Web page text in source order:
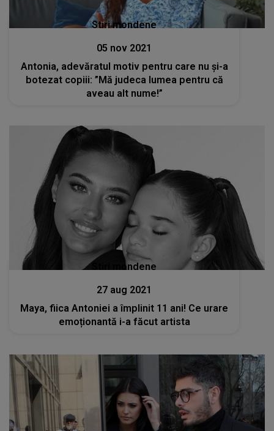
Stiri mondene
05 nov 2021
Antonia, adevăratul motiv pentru care nu și-a
botezat copiii: ”Mă judeca lumea pentru că
aveau alt nume!”
Stiri mondene
27 aug 2021
Maya, fiica Antoniei a împlinit 11 ani! Ce urare
emoționantă i-a făcut artista